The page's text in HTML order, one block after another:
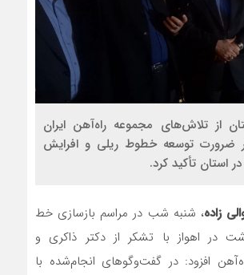
از تلاش‌های مجموعه راه‌آهن ایران
ضرورت توسعه خطوط ریلی و افرایش
استان تأکید کرد.
زاده، شنبه شب در مراسم بازسازی خط
در اهواز با تشکر از دکتر ذاکری و
افزود: در گفت‌وگوهای انجام‌شده با